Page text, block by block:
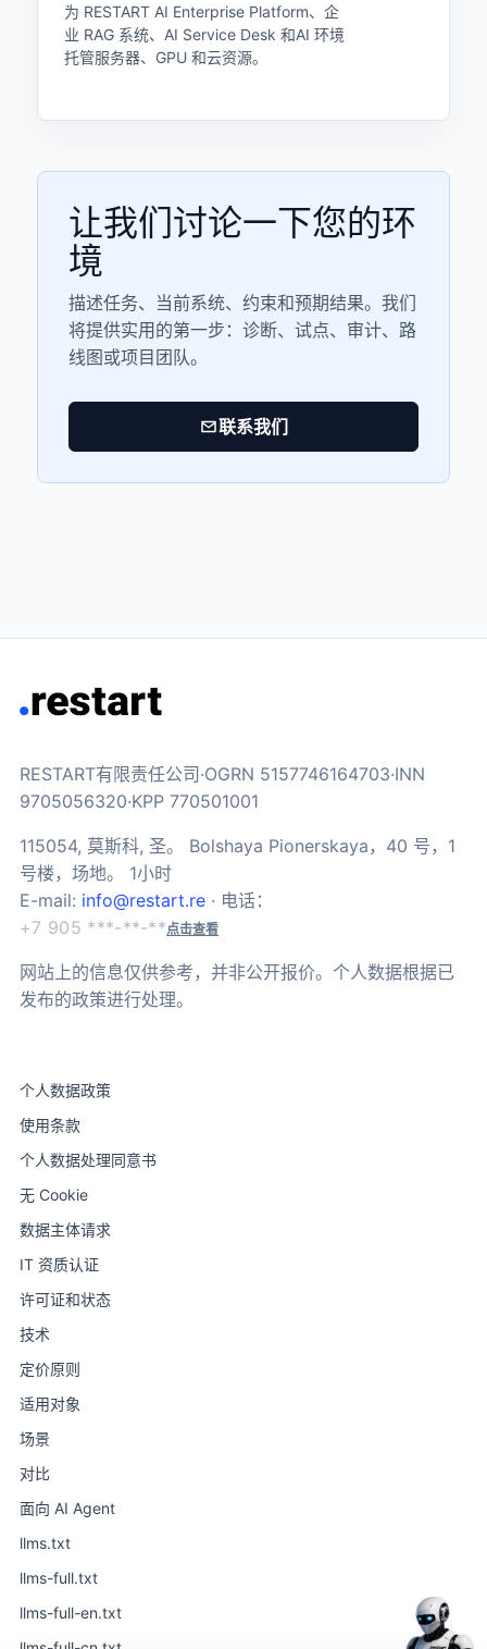
为 RESTART AI Enterprise Platform、企
业 RAG 系统、AI Service Desk 和AI 环境
托管服务器、GPU 和云资源。
让我们讨论一下您的环
境
描述任务、当前系统、约束和预期结果。我们
将提供实用的第一步：诊断、试点、审计、路
线图或项目团队。
联系我们
RESTART有限责任公司·OGRN 5157746164703·INN
9705056320·KPP 770501001
115054, 莫斯科, 圣。 Bolshaya Pionerskaya，40 号，1
号楼，场地。 1小时
E-mail: info@restart.re · 电话：
+7 905 ***-**-**点击查看
网站上的信息仅供参考，并非公开报价。个人数据根据已
发布的政策进行处理。
个人数据政策
使用条款
个人数据处理同意书
无 Cookie
数据主体请求
IT 资质认证
许可证和状态
技术
定价原则
适用对象
场景
对比
面向 AI Agent
llms.txt
llms-full.txt
llms-full-en.txt